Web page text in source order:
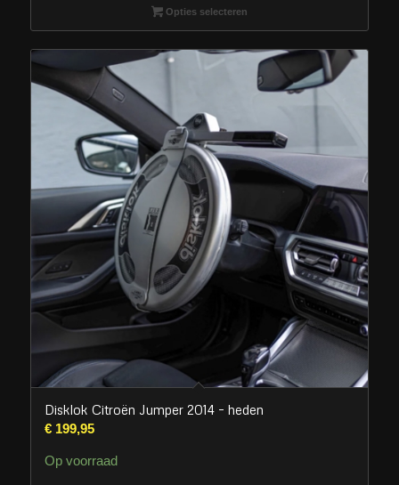
Opties selecteren
Disklok Citroën Jumper 2014 – heden
€199,95
Op voorraad